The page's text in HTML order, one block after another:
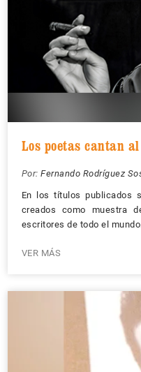
Los poetas cantan al
Por: Fernando Rodríguez
En los títulos publicados
creados como muestra
escritores de todo el
VER MÁS